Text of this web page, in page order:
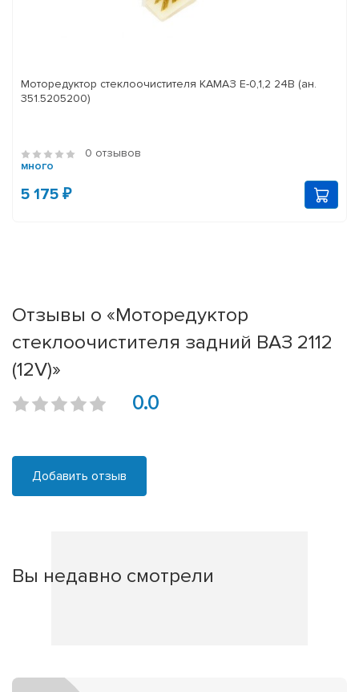
Моторедуктор стеклоочистителя КАМАЗ Е-0,1,2 24В (ан.
351.5205200)
0 отзывов
много
5 175 ₽
Отзывы о «Моторедуктор
стеклоочистителя задний ВАЗ 2112
(12V)»
0.0
Добавить отзыв
Вы недавно смотрели